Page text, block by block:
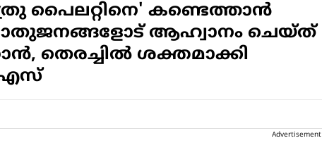
പൈലറ്റിനെ' കണ്ടെത്താന്‍
ആഹ്വാനം ചെയ്ത്
തെരച്ചില്‍ ശക്തമാക്കി
Advertisement